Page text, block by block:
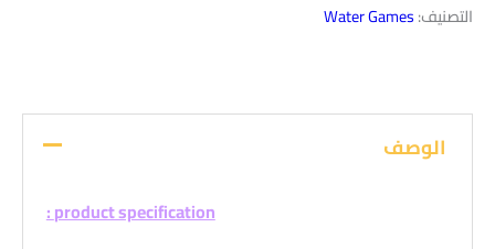
التصنيف:Water Games
الوصف
product specification :